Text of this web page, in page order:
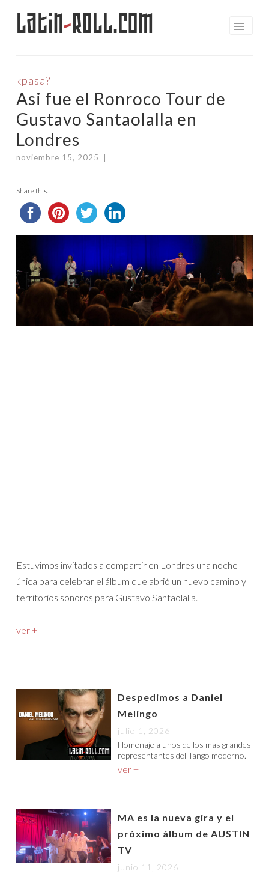
Saltar
Latin-Roll.com
kpasa?
Asi fue el Ronroco Tour de
Gustavo Santaolalla en
Londres
noviembre 15, 2025
Share this...
Estuvimos invitados a compartir en Londres una noche
única para celebrar el álbum que abrió un nuevo camino y
territorios sonoros para Gustavo Santaolalla.
ver +
Despedimos a Daniel
Melingo
julio 1, 2026
Homenaje a unos de los mas grandes
representantes del Tango moderno.
ver +
MA es la nueva gira y el
próximo álbum de AUSTIN
TV
junio 11, 2026